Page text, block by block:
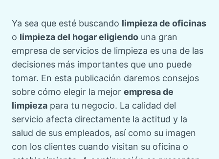
Ya sea que esté buscando limpieza de oficinas
o limpieza del hogar eligiendo una gran
empresa de servicios de limpieza es una de las
decisiones más importantes que uno puede
tomar. En esta publicación daremos consejos
sobre cómo elegir la mejor empresa de
limpieza para tu negocio. La calidad del
servicio afecta directamente la actitud y la
salud de sus empleados, así como su imagen
con los clientes cuando visitan su oficina o